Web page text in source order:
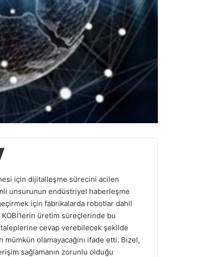
için dijitalleşme sürecini acilen
unsurunun endüstriyel haberleşme
için fabrikalarda robotlar dahil
üretim süreçlerinde bu
cevap verebilecek şekilde
olamayacağını ifade etti. Bizel,
sağlamanın zorunlu olduğu